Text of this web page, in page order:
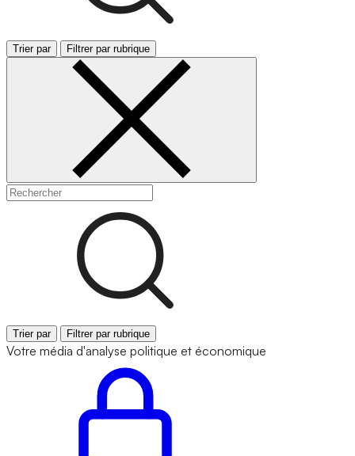
Trier par Filtrer par rubrique
Trier par Filtrer par rubrique
Votre média d'analyse politique et économique